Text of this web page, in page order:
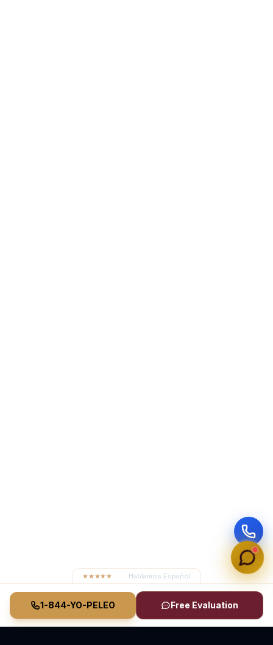
★★★★★ · Hablamos Español
1-844-YO-PELEO Free Evaluation